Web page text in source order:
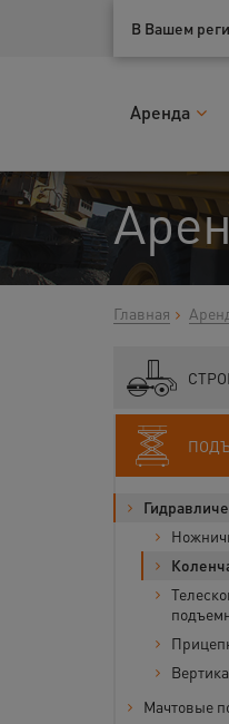
Ваш город:
В Вашем
Аренда
Главная
Мачтовые